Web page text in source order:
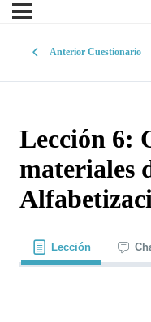
Anterior Cuestionario
Lección 6:
materiales
Lección